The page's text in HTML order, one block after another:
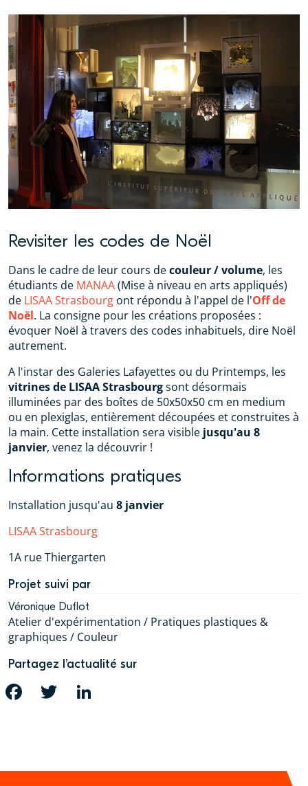
Revisiter les codes de Noël
Dans le cadre de leur cours decouleur / volume, les
étudiants de MANAA(Mise à niveau en arts appliqués)
de LISAA Strasbourg ont répondu à l'appel de l'Off de
Noël. La consigne pour les créations proposées :
évoquer Noël à travers des codes inhabituels, dire Noël
autrement.
A l'instar des Galeries Lafayettes ou du Printemps, les
vitrines de LISAA Strasbourgsont désormais
illuminées par des boîtes de 50x50x50 cm en medium
ou en plexiglas, entièrement découpées et construites à
la main. Cette installation sera visible jusqu'au 8
janvier, venez la découvrir !
Informations pratiques
Installation jusqu'au 8 janvier
LISAA Strasbourg
1A rue Thiergarten
Projet suivi par
Véronique Duflot
Atelier d'expérimentation / Pratiques plastiques &
graphiques / Couleur
Partagez l’actualité sur
FACEBOOK TWITTER